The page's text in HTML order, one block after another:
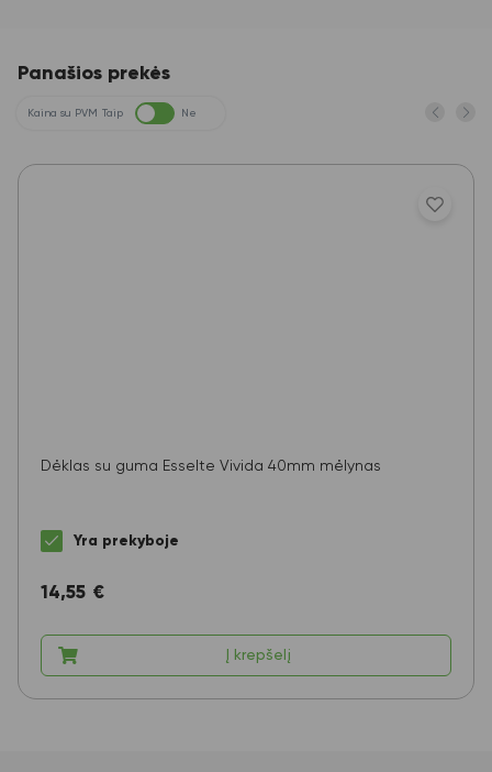
Panašios prekės
Kaina su PVM Taip Ne
Dėklas su guma Esselte Vivida 40mm mėlynas
Yra prekyboje
14,55 €
Į krepšelį